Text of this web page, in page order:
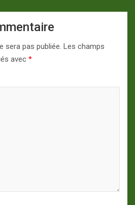
sera pas publiée. Les champs
avec *